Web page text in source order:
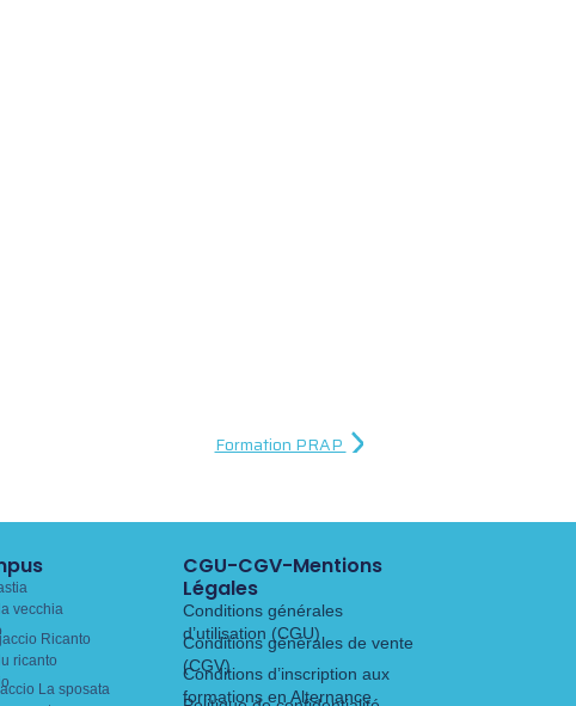
Formation PRAP
vecchia
Ricanto
ricanto
La sposata
CGU-CGV-Mentions
Légales
Conditions générales
d’utilisation (CGU)
Conditions générales de vente
(CGV)
Conditions d’inscription aux
formations en Alternance